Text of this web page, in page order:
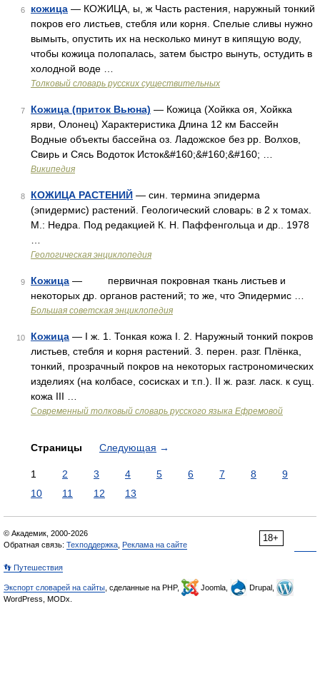
6 кожица — КОЖИЦА, ы, ж Часть растения, наружный тонкий
покров его листьев, стебля или корня. Спелые сливы нужно
вымыть, опустить их на несколько минут в кипящую воду,
чтобы кожица полопалась, затем быстро вынуть, остудить в
холодной воде …
Толковый словарь русских существительных
7 Кожица (приток Вьюна) — Кожица (Хойкка оя, Хойкка
ярви, Олонец) Характеристика Длина 12 км Бассейн
Водные объекты бассейна оз. Ладожское без рр. Волхов,
Свирь и Сясь Водоток Исток&#160;&#160;&#160; …
Википедия
8 КОЖИЦА РАСТЕНИЙ — син. термина эпидерма
(эпидермис) растений. Геологический словарь: в 2 х томах.
М.: Недра. Под редакцией К. Н. Паффенгольца и др.. 1978
Геологическая энциклопедия
9 Кожица — первичная покровная ткань листьев и
некоторых др. органов растений; то же, что Эпидермис …
Большая советская энциклопедия
10 Кожица — I ж. 1. Тонкая кожа I. 2. Наружный тонкий покров
листьев, стебля и корня растений. 3. перен. разг. Плёнка,
тонкий, прозрачный покров на некоторых гастрономических
изделиях (на колбасе, сосисках и т.п.). II ж. разг. ласк. к сущ.
кожа III …
Современный толковый словарь русского языка Ефремовой
Страницы Следующая →
1 2 3 4 5 6 7 8
9
10
11 12 13
18+
© Академик, 2000-2026
Обратная связь: Техподдержка Реклама на сайте
👣 Путешествия
Экспорт словарей на сайты , сделанные на PHP, Joomla,
Drupal,
WordPress, MODx.